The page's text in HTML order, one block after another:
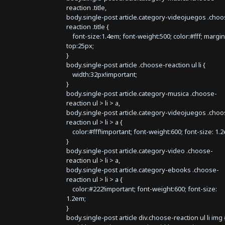
reaction .title,
body.single-post article.category-videojuegos
reaction .title {
font-size:1.4em; font-weight:500; color:#fff;
top:25px;
}
body.single-post article .choose-reaction ul li {
width:32px!important;
}
body.single-post article.category-musica .choose-
reaction ul > li > a,
body.single-post article.category-videojuegos
reaction ul > li > a {
color:#fff!important; font-weight:600; font-size:
}
body.single-post article.category-video .choose-
reaction ul > li > a,
body.single-post article.category-ebooks .choose-
reaction ul > li > a {
color:#222!important; font-weight:600; font-size:
1.2em;
}
body.single-post article div.choose-reaction ul li img